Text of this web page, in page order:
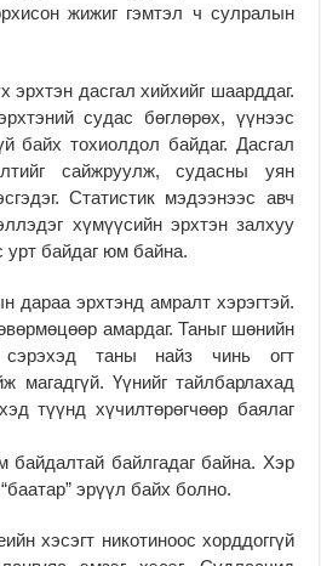
жижиг гэмтэл ч сулралын
эрхтэн дасгал хийхийг шаарддаг.
судас бөглөрөх, үүнээс
байх тохиолдол байдаг. Дасгал
сайжруулж, судасны уян
Статистик мэдээнээс авч
хүмүүсийн эрхтэн залхуу
урт байдаг юм байна.
дараа эрхтэнд амралт хэрэгтэй.
амардаг. Таныг шөнийн
таны найз чинь огт
магадгүй. Үүнийг тайлбарлахад
түүнд хүчилтөрөгчөөр баялаг
байдалтай байлгадаг байна. Хэр
эрүүл байх болно.
хэсэгт никотиноос хорддоггүй